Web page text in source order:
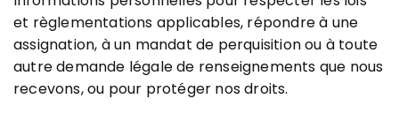
et règlementations applicables, répondre à une
assignation, à un mandat de perquisition ou à toute
autre demande légale de renseignements que nous
recevons, ou pour protéger nos droits.